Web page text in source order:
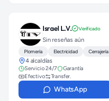
Israel L.V. Verificado
Sin reseñas aún
Plomería Electricidad Cerrajería
4 alcaldías
Servicio 24/7
Garantía
Efectivo
Transfer.
WhatsApp